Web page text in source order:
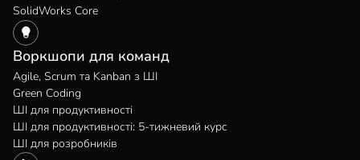
SolidWorks Core
Воркшопи для команд
Agile, Scrum та Kanban з ШІ
Green Coding
ШІ для продуктивності
ШІ для продуктивності: 5-тижневий курс
ШІ для розробників